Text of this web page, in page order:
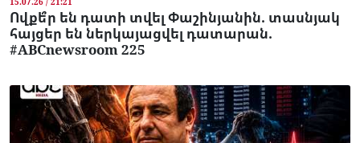
Ովքե՞ր են դատի տվել Փաշինյանին. տասնյակ
հայցեր են ներկայացվել դատարան.
#ABCnewsroom 225